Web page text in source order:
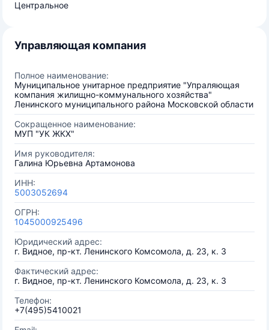
Центральное
Управляющая компания
Полное наименование:
Муниципальное унитарное предприятие "Упраляющая
компания жилищно-коммунального хозяйства"
Ленинского муниципального района Московской области
Сокращенное наименование:
МУП "УК ЖКХ"
Имя руководителя:
Галина Юрьевна Артамонова
ИНН:
5003052694
ОГРН:
1045000925496
Юридический адрес:
г. Видное, пр-кт. Ленинского Комсомола, д. 23, к. 3
Фактический адрес:
г. Видное, пр-кт. Ленинского Комсомола, д. 23, к. 3
Телефон:
+7(495)5410021